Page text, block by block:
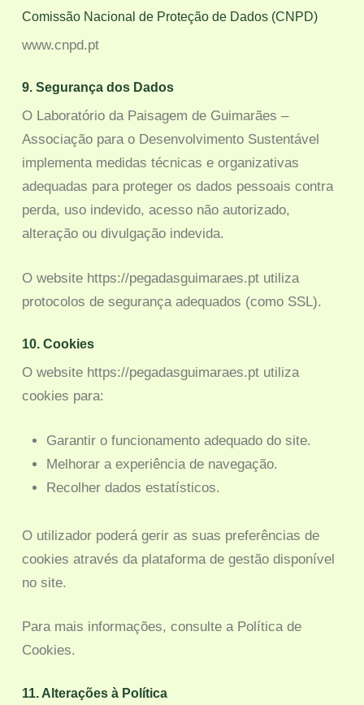
Comissão Nacional de Proteção de Dados (CNPD)
www.cnpd.pt
9. Segurança dos Dados
O Laboratório da Paisagem de Guimarães –
Associação para o Desenvolvimento Sustentável
implementa medidas técnicas e organizativas
adequadas para proteger os dados pessoais contra
perda, uso indevido, acesso não autorizado,
alteração ou divulgação indevida.
O website https://pegadasguimaraes.pt utiliza
protocolos de segurança adequados (como SSL).
10. Cookies
O website https://pegadasguimaraes.pt utiliza
cookies para:
Garantir o funcionamento adequado do site.
Melhorar a experiência de navegação.
Recolher dados estatísticos.
O utilizador poderá gerir as suas preferências de
cookies através da plataforma de gestão disponível
no site.
Para mais informações, consulte a Política de
Cookies.
11. Alterações à Política